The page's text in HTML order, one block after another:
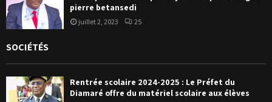
pierre betansedi
juillet 2, 2023 25
SOCIÉTÉS
Rentrée scolaire 2024-2025 : Le Préfet du
Diamaré offre du matériel scolaire aux élèves